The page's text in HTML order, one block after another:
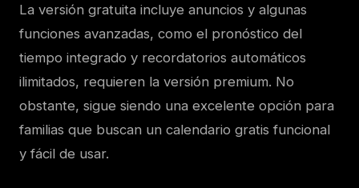
La versión gratuita incluye anuncios y algunas
funciones avanzadas, como el pronóstico del
tiempo integrado y recordatorios automáticos
ilimitados, requieren la versión premium. No
obstante, sigue siendo una excelente opción para
familias que buscan un calendario gratis funcional
y fácil de usar.